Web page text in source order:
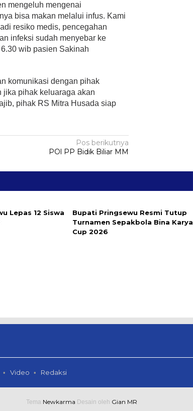
mengeluh mengenai
bisa makan melalui infus. Kami
resiko medis, pencegahan
infeksi sudah menyebar ke
wib pasien Sakinah
komunikasi dengan pihak
jika pihak keluaraga akan
pihak RS Mitra Husada siap
Pos berikutnya
POl PP Bidik Biliar MM
Lepas 12 Siswa
Bupati Pringsewu Resmi Tutup
Turnamen Sepakbola Bina Karya
Cup 2026
Video Redaksi
Tema Newkarma Desain oleh Gian MR